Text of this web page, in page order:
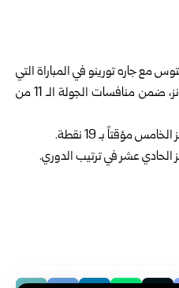
مع جاره تورينو في المباراة التي
أقيمت بينهما اليوم على ملعب أليانز، ضمن منافسات الجولة الـ 11 من
مؤقتاً بـ 19 نقطة.